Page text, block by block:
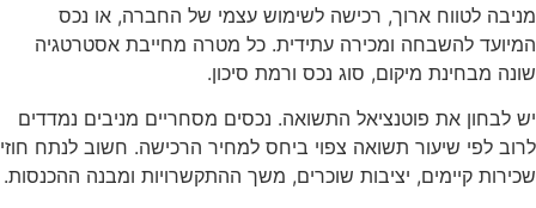
לטווח ארוך, רכישה לשימוש עצמי של החברה, או נכס
להשבחה ומכירה עתידית. כל מטרה מחייבת אסטרטגיה
מבחינת מיקום, סוג נכס ורמת סיכון.
לבחון את פוטנציאל התשואה. נכסים מסחריים מניבים נמדדים
לפי שיעור תשואה צפוי ביחס למחיר הרכישה. חשוב לנתח חוזי
קיימים, יציבות שוכרים, משך ההתקשרויות ומבנה ההכנסות.